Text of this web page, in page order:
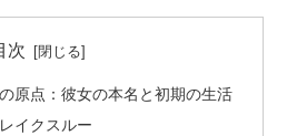
次
原点：彼女の本名と初期の生活
イクスルー